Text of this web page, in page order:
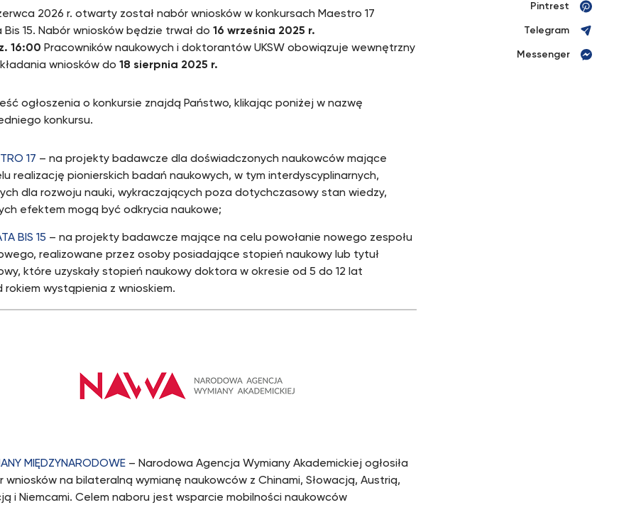
2026 r. otwarty został nabór wniosków w konkursach Maestro 17
Bis 15. Nabór wniosków będzie trwał do 16 września 2025 r.
16:00 Pracowników naukowych i doktorantów UKSW obowiązuje wewnętrzny
wniosków do 18 sierpnia 2025 r.
ogłoszenia o konkursie znajdą Państwo, klikając poniżej w nazwę
konkursu.
17 – na projekty badawcze dla doświadczonych naukowców mające
realizację pionierskich badań naukowych, w tym interdyscyplinarnych,
dla rozwoju nauki, wykraczających poza dotychczasowy stan wiedzy,
efektem mogą być odkrycia naukowe;
BIS 15 – na projekty badawcze mające na celu powołanie nowego zespołu
realizowane przez osoby posiadające stopień naukowy lub tytuł
które uzyskały stopień naukowy doktora w okresie od 5 do 12 lat
rokiem wystąpienia z wnioskiem.
MIĘDZYNARODOWE – Narodowa Agencja Wymiany Akademickiej ogłosiła
wniosków na bilateralną wymianę naukowców z Chinami, Słowacją, Austrią,
i Niemcami. Celem naboru jest wsparcie mobilności naukowców
Pintrest
Telegram
Messenger